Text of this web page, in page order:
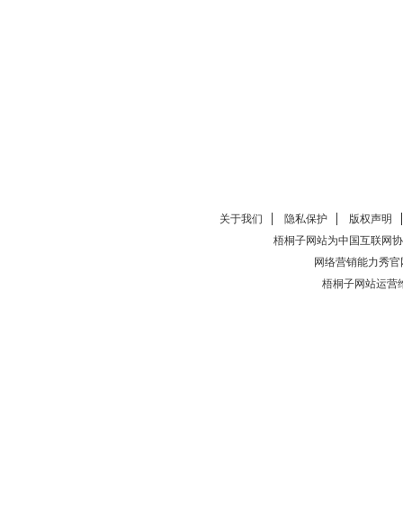
关于我们 隐私保护
版权声明
梧桐子网站为中国互联网
网络营销能力秀官
梧桐子网站运营